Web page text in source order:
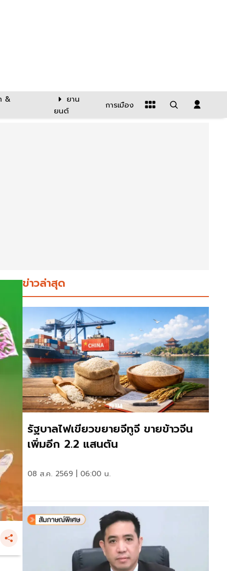
&
ยาน
ยนต์
การเมือง
ข่าวล่าสุด
รัฐบาลไฟเขียวขยายจีทูจี ขายข้าวจีน
เพิ่มอีก 2.2 แสนตัน
08 ส.ค. 2569 | 06:00 น.